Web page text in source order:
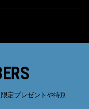
定プレゼントや特別